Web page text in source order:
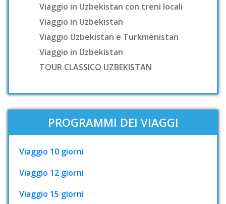
Viaggio in Uzbekistan con treni locali
Viaggio in Uzbekistan
Viaggio Uzbekistan e Turkmenistan
Viaggio in Uzbekistan
TOUR CLASSICO UZBEKISTAN
PROGRAMMI DEI VIAGGI
Viaggio 10 giorni
Viaggio 12 giorni
Viaggio 15 giorni